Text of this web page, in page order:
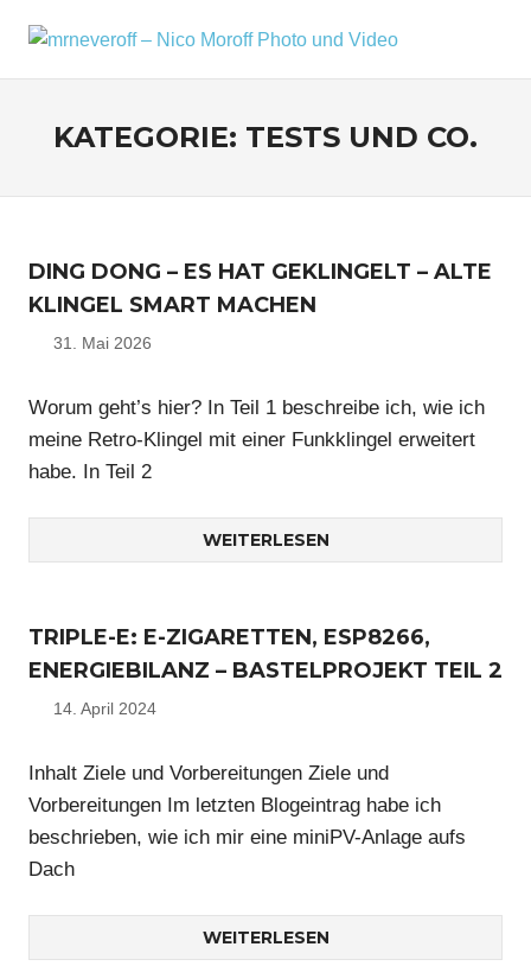
Inhalt
NICO
UND
mich,
mein
und
Reisen
Fotoausflüge.
KATEGORIE: TESTS UND CO.
DING DONG – ES HAT GEKLINGELT – ALTE
KLINGEL SMART MACHEN
31. Mai 2026
Worum geht’s hier? In Teil 1 beschreibe ich, wie ich
meine Retro-Klingel mit einer Funkklingel erweitert
habe. In Teil 2
WEITERLESEN
TRIPLE-E: E-ZIGARETTEN, ESP8266,
ENERGIEBILANZ – BASTELPROJEKT TEIL 2
14. April 2024
Inhalt Ziele und Vorbereitungen Ziele und
Vorbereitungen Im letzten Blogeintrag habe ich
beschrieben, wie ich mir eine miniPV-Anlage aufs
Dach
WEITERLESEN